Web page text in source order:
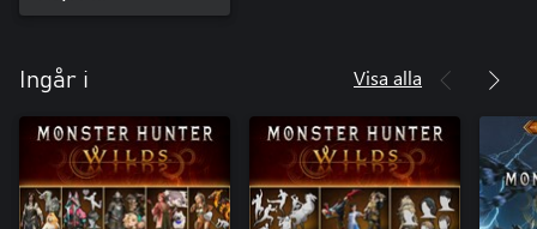
Ingår i Visa alla